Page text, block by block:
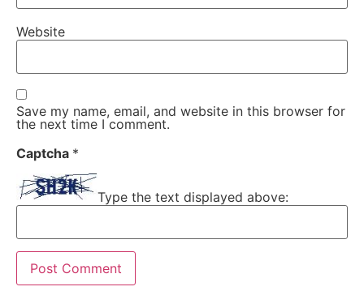
Website
Save my name, email, and website in this browser for
the next time I comment.
Captcha *
Type the text displayed above: